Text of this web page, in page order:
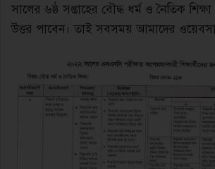
সালের ৬ষ্ঠ সপ্তাহের বৌদ্ধ ধর্ম ও নৈতিক শিক্ষা
উত্তর পাবেন। তাই সবসময় আমাদের